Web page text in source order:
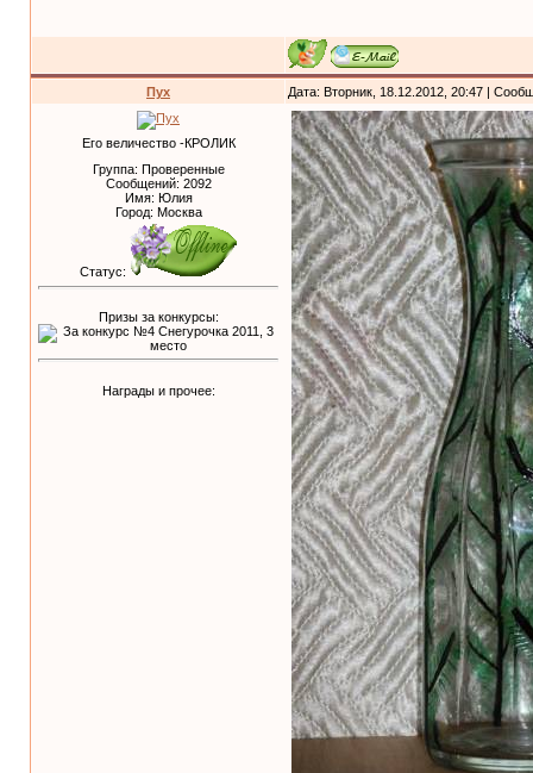
Пух Дата: Вторник, 18.12.2012, 20:47 |
Его величество -КРОЛИК
Группа: Проверенные
Сообщений: 2092
Имя: Юлия
Город: Москва
Статус:
Призы за конкурсы:
Награды и прочее: